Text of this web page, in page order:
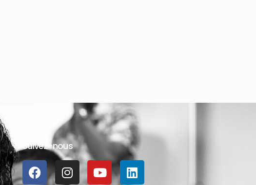
Suivez-nous